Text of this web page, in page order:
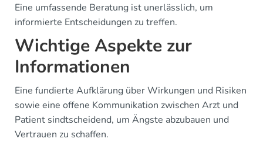
Eine umfassende Beratung ist unerlässlich, um
informierte Entscheidungen zu treffen.
Wichtige Aspekte zur
Informationen
Eine fundierte Aufklärung über Wirkungen und Risiken
sowie eine offene Kommunikation zwischen Arzt und
Patient sindtscheidend, um Ängste abzubauen und
Vertrauen zu schaffen.